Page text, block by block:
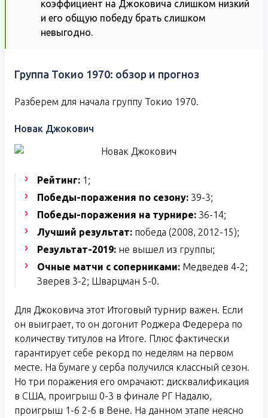
коэффициент на Джоковича слишком низкий
и его общую победу брать слишком
невыгодно.
Группа Токио 1970: обзор и прогноз
Разберем для начала группу Токио 1970.
Новак Джокович
Рейтинг: 1;
Победы-поражения по сезону: 39-3;
Победы-поражения на турнире: 36-14;
Лучший результат: победа (2008, 2012-15);
Результат-2019: не вышел из группы;
Очные матчи с соперниками: Медведев 4-2;
Зверев 3-2; Шварцман 5-0.
Для Джоковича этот Итоговый турнир важен. Если
он выиграет, то он догонит Роджера Федерера по
количеству титулов на Итоге. Плюс фактически
гарантирует себе рекорд по неделям на первом
месте. На бумаге у серба получился классный сезон.
Но три поражения его омрачают: дисквалификация
в США, проигрыш 0-3 в финале РГ Надалю,
проигрыш 1-6 2-6 в Вене. На данном этапе неясно